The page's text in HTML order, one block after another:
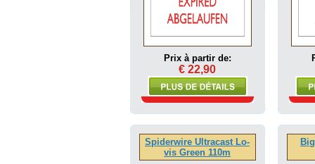
Prix à partir de:
€ 22,90
Spiderwire Ultracast Lo-
vis Green 110m